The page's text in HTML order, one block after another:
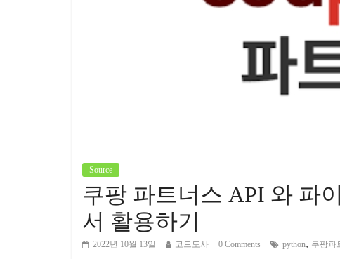
Source
쿠팡 파트너스 API 와 파
서 활용하기
2022년 10월 13일 코드도사 0 Comments python, 쿠팡파